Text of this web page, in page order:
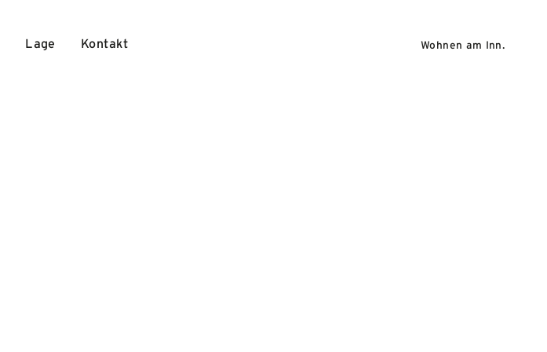
Lage Kontakt Wohnen am Inn.